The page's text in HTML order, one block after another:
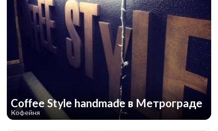
Гарри Поттер и Магический Турнир
Coffee Style handmade в Метрограде
Кофейня